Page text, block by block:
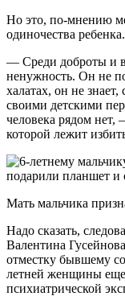
Но это, по-мнению
одиночества ребенка.
— Среди доброты и
ненужность. Он не
халатах, он не
своими детскими
человека рядом
которой лежит
Мать мальчика
Надо сказать,
Валентина
отместку бывшему
летней женщины еще
психиатрической